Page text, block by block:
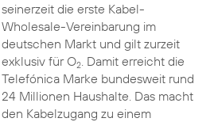
seinerzeit die erste Kabel-
Wholesale-Vereinbarung im
deutschen Markt und gilt zurzeit
exklusiv für O2. Damit erreicht die
Telefónica Marke bundesweit rund
24 Millionen Haushalte. Das macht
den Kabelzugang zu einem